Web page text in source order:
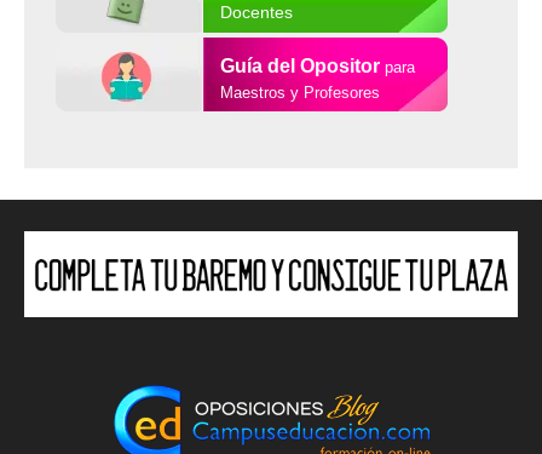
Docentes
Guía del Opositor para
Maestros y Profesores